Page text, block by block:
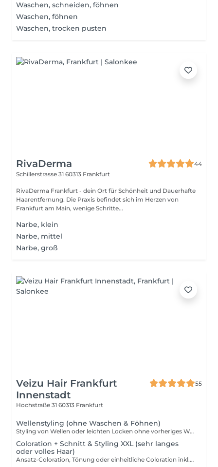
Waschen, schneiden, föhnen
Waschen, föhnen
Waschen, trocken pusten
RivaDerma
44
Schillerstrasse 31 60313 Frankfurt
RivaDerma Frankfurt - dein Ort für Schönheit und Dauerhafte
Haarentfernung. Die Praxis befindet sich im Herzen von
Frankfurt am Main, wenige Schritte...
Narbe, klein
Narbe, mittel
Narbe, groß
Veizu Hair Frankfurt
Innenstadt
55
Hochstraße 31 60313 Frankfurt
Wellenstyling (ohne Waschen & Föhnen)
Styling von Wellen oder leichten Locken ohne vorheriges Waschen und Föhnen. Bitte komme mit frisch gewaschenem und glatt geföhnten Haar, damit wir ein optimales und haltbares Ergebnis erzielen können. Diese Leistung beinhaltet kein Waschen, Föhnen sowie keine Steck- oder Flechtfrisuren.
Coloration + Schnitt & Styling XXL (sehr langes
oder volles Haar)
Ansatz-Coloration, Tönung oder einheitliche Coloration inkl. Schnitt und Föhnen – geeignet für sehr langes oder besonders volles Haar. Ideal zur Ansatzbehandlung, Farbauffrischung oder Grauhaarabdeckung. Möchtest du zusätzlich deine Längen und Spitzen auffrischen, empfehlen wir dir, ein Glossing dazuzubuchen, um mehr Glanz und Frische ins Haar zu bringen. Wichtig: Dieses Paket beinhaltet keine Strähnen, Highlights oder Balayage. Solltest du heller werden oder mehr Dimension im Haar wünschen, buche bitte eine entsprechende Strähnen- oder Balayage-Behandlung. Eine gleichmäßige Hellerfärbung ohne Strähnen ist nur in Ausnahmefällen möglich und erfordert eine vorherige Rücksprache mit unserem Team (nur bei unbehandeltem Naturhaar). Der Preis kann je nach Materialverbrauch und individuellem Aufwand variieren (z. B. bei längeren Ansätzen oder höherem Farbbedarf), damit wir dein Ergebnis in gewohnter Qualität umsetzen können.